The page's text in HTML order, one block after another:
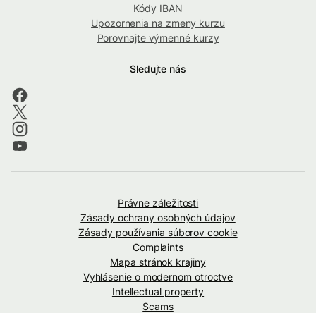
Kódy IBAN
Upozornenia na zmeny kurzu
Porovnajte výmenné kurzy
Sledujte nás
Právne záležitosti
Zásady ochrany osobných údajov
Zásady používania súborov cookie
Complaints
Mapa stránok krajiny
Vyhlásenie o modernom otroctve
Intellectual property
Scams